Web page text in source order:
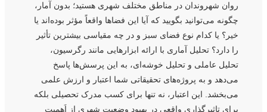
روان شهروندان در مناطق مختلف شهری هستید؛ بدون آمار،
چگونه می‌توانید بگویید که آیا این فضاها واقعاً مؤثر بوده‌اند یا
خیر؟ یا کدام نوع فضای سبز و در چه مقیاسی بیشترین تأثیر
را دارد؟ تحلیل آماری با ارائه ابزارهایی مانند رگرسیون،
تحلیل عاملی و تحلیل خوشه‌ای، به این پرسش‌ها پاسخ
می‌دهد و به پروژه‌های تحقیقاتی شما اعتبار و ارزش علمی
می‌بخشد. این اعتبار، نه تنها برای کسب مدرک تحصیلی بلکه
برای تاثیرگذاری واقعی در بهبود وضعیت شهری از اَهمیت